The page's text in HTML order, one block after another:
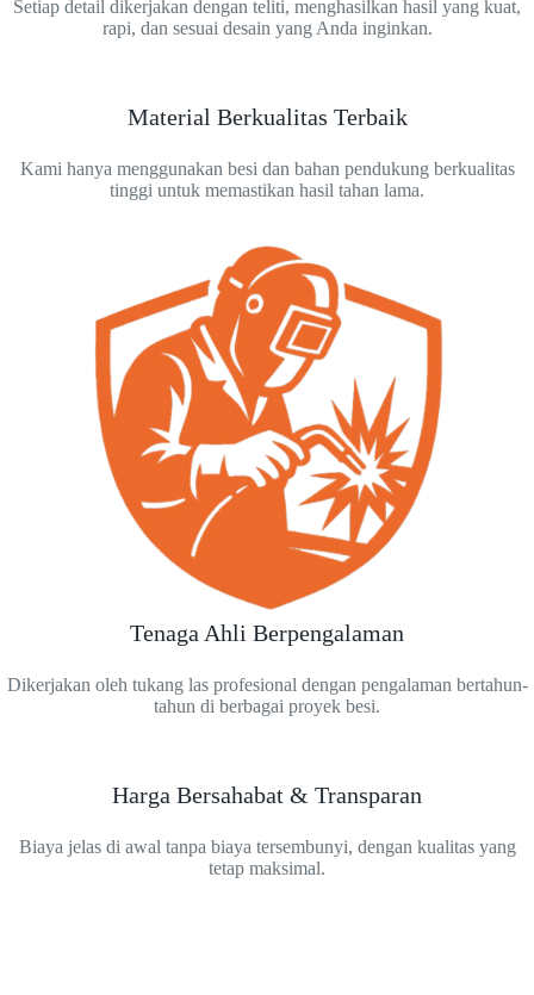
Setiap detail dikerjakan dengan teliti, menghasilkan hasil yang kuat,
rapi, dan sesuai desain yang Anda inginkan.
Material Berkualitas Terbaik
Kami hanya menggunakan besi dan bahan pendukung berkualitas
tinggi untuk memastikan hasil tahan lama.
Tenaga Ahli Berpengalaman
Dikerjakan oleh tukang las profesional dengan pengalaman bertahun-
tahun di berbagai proyek besi.
Harga Bersahabat & Transparan
Biaya jelas di awal tanpa biaya tersembunyi, dengan kualitas yang
tetap maksimal.